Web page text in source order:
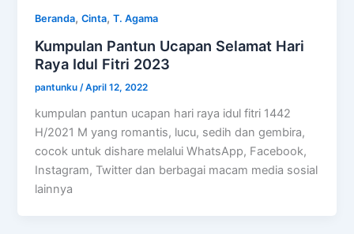
Beranda,Cinta,T. Agama
Kumpulan Pantun Ucapan Selamat Hari
Raya Idul Fitri 2023
pantunku/April 12, 2022
kumpulan pantun ucapan hari raya idul fitri 1442
H/2021 M yang romantis, lucu, sedih dan gembira,
cocok untuk dishare melalui WhatsApp, Facebook,
Instagram, Twitter dan berbagai macam media sosial
lainnya